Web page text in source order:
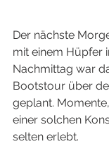
Der nächste
mit einem Hüpfer
Nachmittag war
Bootstour über
geplant.
einer solchen
selten erlebt.